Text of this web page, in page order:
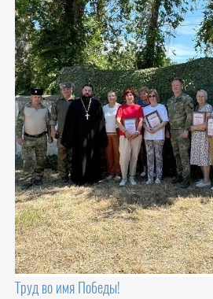
Труд во имя Победы!